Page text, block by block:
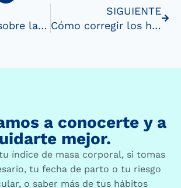
Conceptos sobre la nutrición infantil
SIGUIENTE
Cómo corregir los hábitos para evitar la obesidadinfantil
a conocerte y a
mejor.
índice de masa corporal, si tomas
tu fecha de parto o tu riesgo
o saber más de tus hábitos